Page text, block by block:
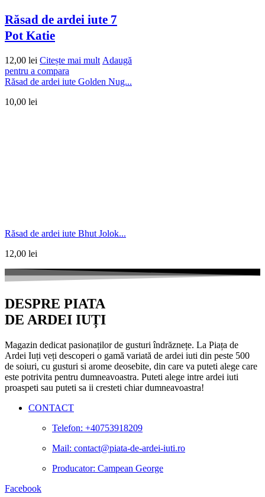
Răsad de ardei iute 7
Pot Katie
12,00 lei Citește mai mult Adaugă
pentru a compara
Răsad de ardei iute Golden Nug...
10,00 lei
Răsad de ardei iute Bhut Jolok...
12,00 lei
DESPRE PIATA
DE ARDEI IUȚI
Magazin dedicat pasionaților de gusturi îndrăznețe. La Piața de
Ardei Iuți veți descoperi o gamă variată de ardei iuti din peste 500
de soiuri, cu gusturi si arome deosebite, din care va puteti alege care
este potrivita pentru dumneavoastra. Puteti alege intre ardei iuti
proaspeti sau puteti sa ii cresteti chiar dumneavoastra!
CONTACT
Telefon: +40753918209
Mail: contact@piata-de-ardei-iuti.ro
Producator: Campean George
Facebook